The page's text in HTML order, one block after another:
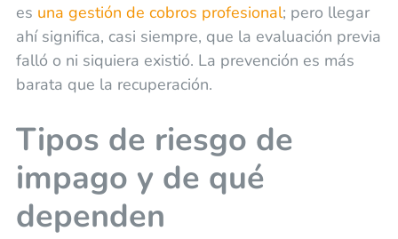
es una gestión de cobros profesional; pero llegar
ahí significa, casi siempre, que la evaluación previa
falló o ni siquiera existió. La prevención es más
barata que la recuperación.
Tipos de riesgo de
impago y de qué
dependen